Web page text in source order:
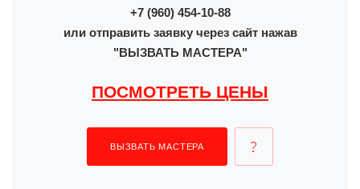
+7 (960) 454-10-88
или отправить заявку через сайт нажав
"ВЫЗВАТЬ МАСТЕРА"
ПОСМОТРЕТЬ ЦЕНЫ
ВЫЗВАТЬ МАСТЕРА